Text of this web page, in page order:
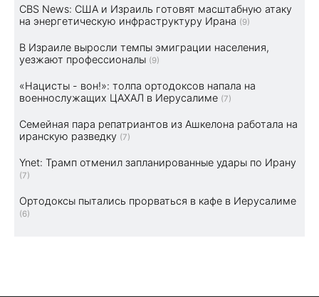
CBS News: США и Израиль готовят масштабную атаку
на энергетическую инфраструктуру Ирана (9)
В Израиле выросли темпы эмиграции населения,
уезжают профессионалы (9)
«Нацисты - вон!»: толпа ортодоксов напала на
военнослужащих ЦАХАЛ в Иерусалиме (7)
Семейная пара репатриантов из Ашкелона работала на
иранскую разведку (7)
Ynet: Трамп отменил запланированные удары по Ирану
(7)
Ортодоксы пытались прорваться в кафе в Иерусалиме
(6)